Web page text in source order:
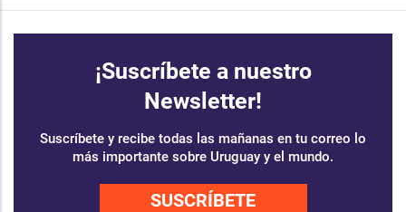
¡Suscríbete a nuestro
Newsletter!
Suscríbete y recibe todas las mañanas en tu correo lo
más importante sobre Uruguay y el mundo.
SUSCRÍBETE